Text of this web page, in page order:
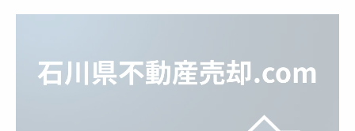
石川県の不動産売却で即金を得るポイント
不動産売却と買取業者の役割を解説
不動産売却で解決する空き家問題の現状